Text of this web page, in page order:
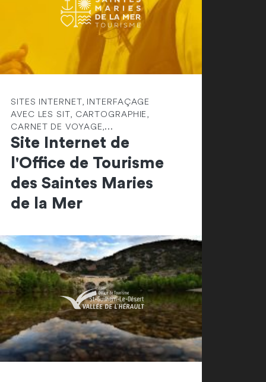
SITES INTERNET, INTERFAÇAGE
AVEC LES SIT, CARTOGRAPHIE,
CARNET DE VOYAGE,...
Site Internet de
l'Office de Tourisme
des Saintes Maries
de la Mer